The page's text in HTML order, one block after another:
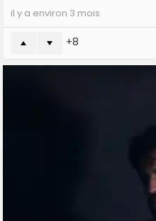
il y a environ 3 mois
8